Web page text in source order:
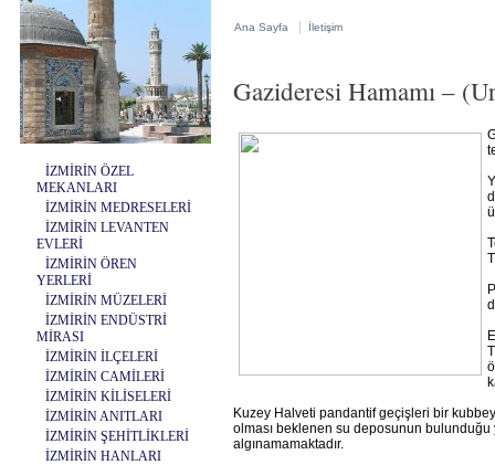
İZMİRİN ÖZEL
MEKANLARI
İZMİRİN MEDRESELERİ
İZMİRİN LEVANTEN
EVLERİ
İZMİRİN ÖREN
YERLERİ
İZMİRİN MÜZELERİ
İZMİRİN ENDÜSTRİ
MİRASI
İZMİRİN İLÇELERİ
İZMİRİN CAMİLERİ
İZMİRİN KİLİSELERİ
İZMİRİN ANITLARI
İZMİRİN ŞEHİTLİKLERİ
İZMİRİN HANLARI
Ana Sayfa İletişim
Gazideresi Hamamı –
Kuzey Halveti pandantif geçişleri bir
olması beklenen su deposunun
algınamamaktadır.